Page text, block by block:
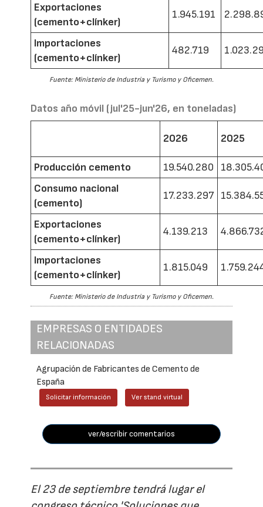
Exportaciones
(cemento+clínker)
1.945.191
Importaciones
(cemento+clínker)
482.719
Fuente: Ministerio de Industria y Turismo y Oficemen.
Datos año móvil (jul'25-jun'26, en toneladas)
2026 2025
Producción cemento 19.540.280
Consumo nacional
(cemento)
17.233.297
Exportaciones
(cemento+clínker)
4.139.213
Importaciones
(cemento+clínker)
1.815.049
Fuente: Ministerio de Industria y Turismo y Oficemen.
EMPRESAS O ENTIDADES
RELACIONADAS
Agrupación de Fabricantes de Cemento de
España
Solicitar información Ver stand virtual
ver/escribir comentarios
El 23 de septiembre tendrá lugar el